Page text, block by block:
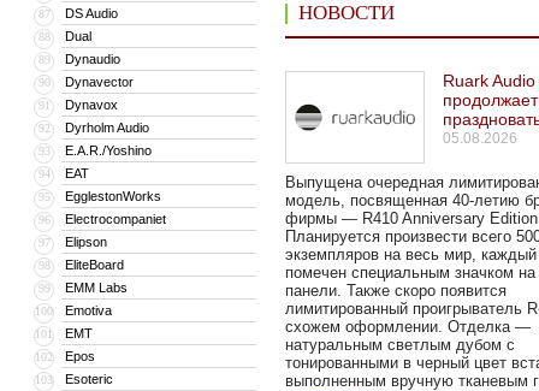
87 DS Audio
88 Dual
89 Dynaudio
90 Dynavector
91 Dynavox
92 Dyrholm Audio
93 E.A.R./Yoshino
94 EAT
95 EgglestonWorks
96 Electrocompaniet
97 Elipson
98 EliteBoard
99 EMM Labs
100 Emotiva
101 EMT
102 Epos
103 Esoteric
НОВОСТИ
Ruark Audio
продолжает
05.08.2026
Выпущена очередная
модель, посвященная 40-летию
фирмы — R410 Anniversary
Планируется произвести всего
экземпляров на весь мир, каждый
помечен специальным значком на
панели. Также скоро появится
лимитированный проигрыватель
схожем оформлении. Отделка —
натуральным светлым дубом с
тонированными в черный цвет
выполненным вручную тканевым